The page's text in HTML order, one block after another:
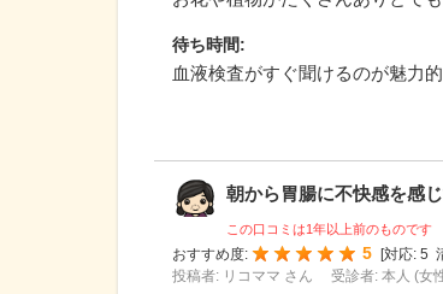
待ち時間:
血液検査がすぐ聞けるのが魅力
朝から胃腸に不快感を感
この口コミは1年以上前のものです
おすすめ度:
5 [対応: 5
投稿者: リコママ さん
受診者: 本人 (女